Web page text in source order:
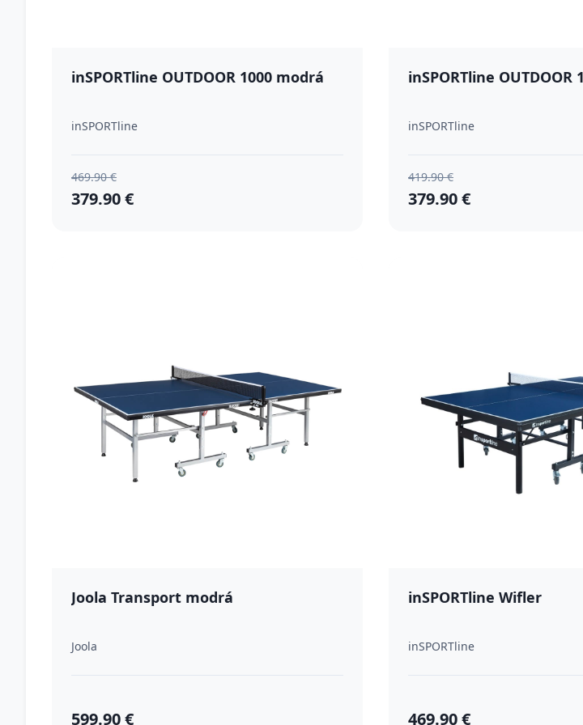
inSPORTline OUTDOOR 1000 modrá
inSPORTline
469.90 €
379.90 €
inSPORTline OUTDOOR
inSPORTline
419.90 €
379.90 €
Joola Transport modrá
Joola
599.90 €
inSPORTline Wifler
inSPORTline
469.90 €